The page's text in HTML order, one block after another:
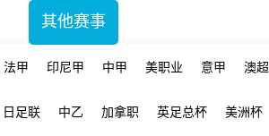
其他赛事
法甲 印尼甲 中甲 美职业 意甲 澳超
日足联 中乙 加拿职 英足总杯 美洲杯